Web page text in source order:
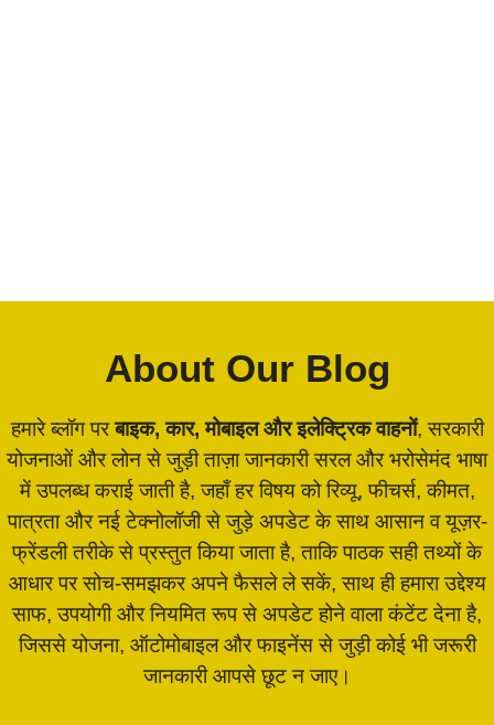
About Our Blog
हमारे ब्लॉग परबाइक, कार, मोबाइल और इलेक्ट्रिक वाहनों, सरकारी
योजनाओं और लोन से जुड़ी ताज़ा जानकारी सरल और भरोसेमंद भाषा
में उपलब्ध कराई जाती है, जहाँ हर विषय को रिव्यू, फीचर्स, कीमत,
पात्रता और नई टेक्नोलॉजी से जुड़े अपडेट के साथ आसान व यूज़र-
फ्रेंडली तरीके से प्रस्तुत किया जाता है, ताकि पाठक सही तथ्यों के
आधार पर सोच-समझकर अपने फैसले ले सकें, साथ ही हमारा उद्देश्य
साफ, उपयोगी और नियमित रूप से अपडेट होने वाला कंटेंट देना है,
जिससे योजना, ऑटोमोबाइल और फाइनेंस से जुड़ी कोई भी जरूरी
जानकारी आपसे छूट न जाए।